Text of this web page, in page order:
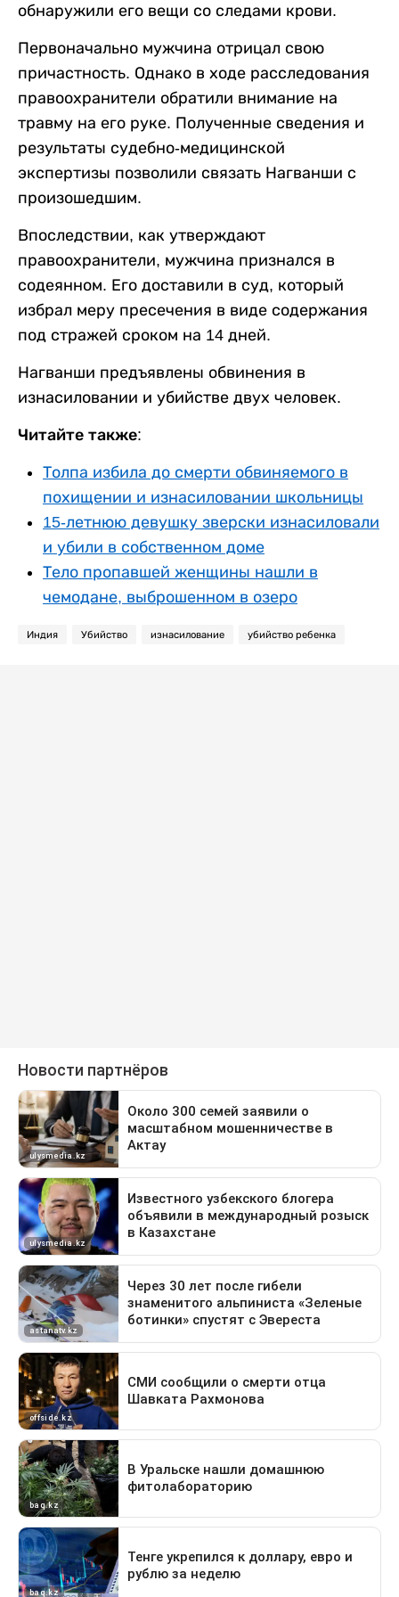
обнаружили его вещи со следами крови.
Первоначально мужчина отрицал свою
причастность. Однако в ходе расследования
правоохранители обратили внимание на
травму на его руке. Полученные сведения и
результаты судебно-медицинской
экспертизы позволили связать Нагванши с
произошедшим.
Впоследствии, как утверждают
правоохранители, мужчина признался в
содеянном. Его доставили в суд, который
избрал меру пресечения в виде содержания
под стражей сроком на 14 дней.
Нагванши предъявлены обвинения в
изнасиловании и убийстве двух человек.
Читайте также:
Толпа избила до смерти обвиняемого в
похищении и изнасиловании школьницы
15-летнюю девушку зверски изнасиловали
и убили в собственном доме
Тело пропавшей женщины нашли в
чемодане, выброшенном в озеро
Индия Убийство изнасилование убийство ребенка